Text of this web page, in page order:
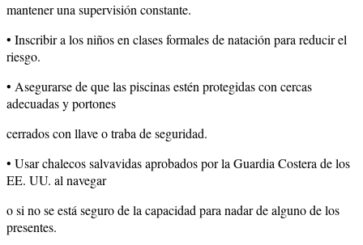
mantener una supervisión constante.
• Inscribir a los niños en clases formales de natación para reducir el
riesgo.
• Asegurarse de que las piscinas estén protegidas con cercas
adecuadas y portones
cerrados con llave o traba de seguridad.
• Usar chalecos salvavidas aprobados por la Guardia Costera de los
EE. UU. al navegar
o si no se está seguro de la capacidad para nadar de alguno de los
presentes.